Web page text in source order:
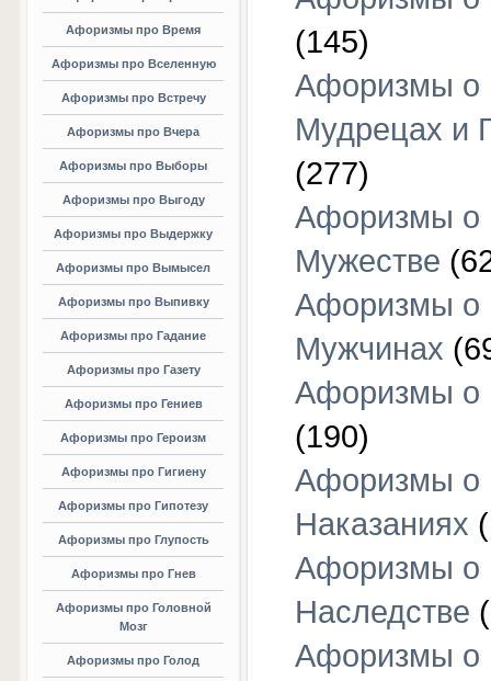
Афоризмы про Время
Афоризмы про Вселенную
Афоризмы про Встречу
Афоризмы про Вчера
Афоризмы про Выборы
Афоризмы про Выгоду
Афоризмы про Выдержку
Афоризмы про Вымысел
Афоризмы про Выпивку
Афоризмы про Гадание
Афоризмы про Газету
Афоризмы про Гениев
Афоризмы про Героизм
Афоризмы про Гигиену
Афоризмы про Гипотезу
Афоризмы про Глупость
Афоризмы про Гнев
Афоризмы про Головной
Мозг
Афоризмы про Голод
(145)
Афоризмы о
Мудрецах и
(277)
Афоризмы о
Мужестве
Афоризмы о
Мужчинах
Афоризмы о
(190)
Афоризмы о
Наказаниях
Афоризмы о
Наследстве
Афоризмы о